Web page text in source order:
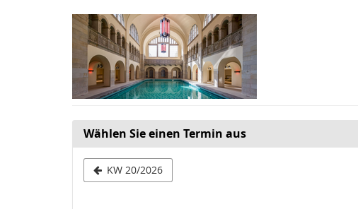
Wählen Sie einen Termin aus
KW 20/2026